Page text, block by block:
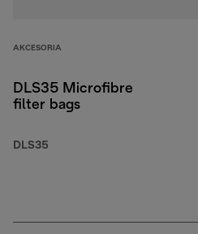
AKCESORIA
DLS35 Microfibre
filter bags
DLS35